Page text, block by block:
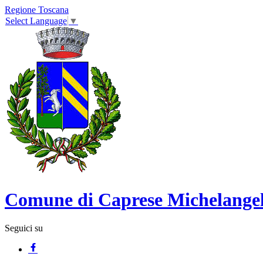
Regione Toscana
Select Language ▼
Comune di Caprese
Seguici su